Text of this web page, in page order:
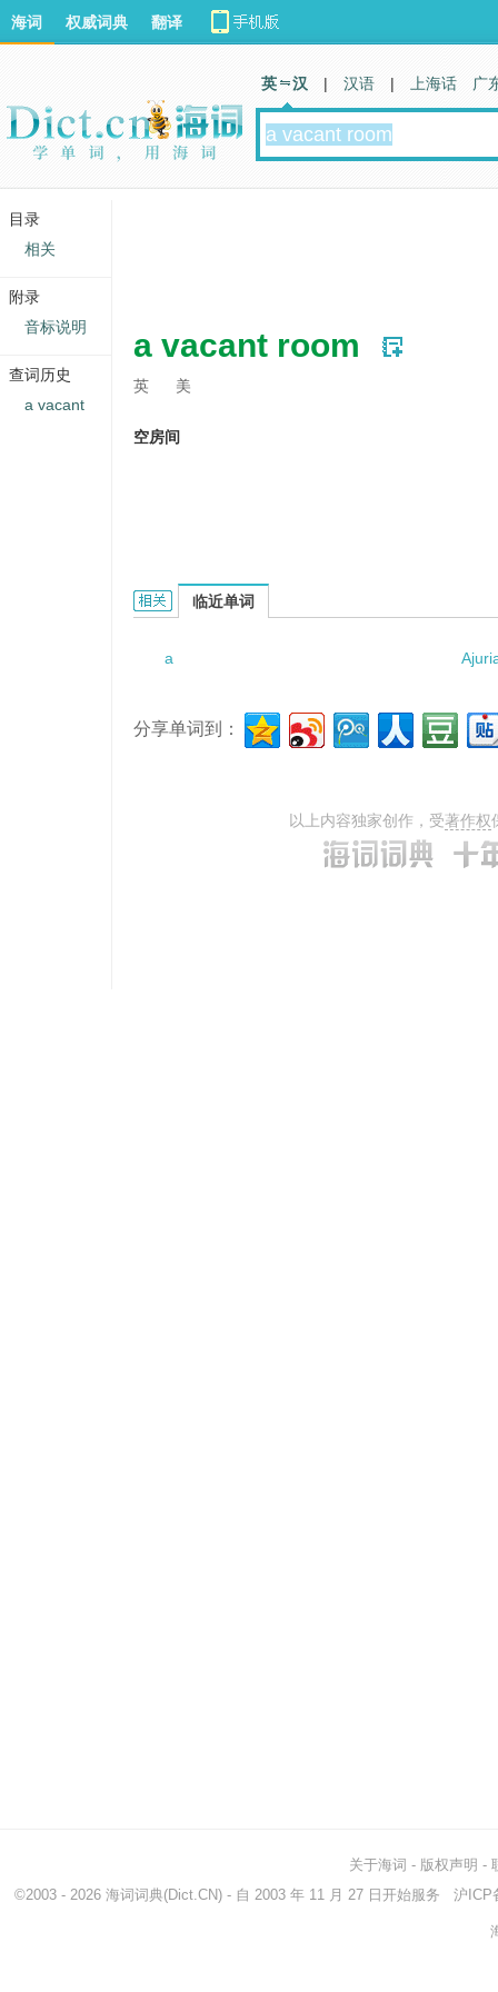
a vacant room
英 美
空房间
a vacant room的相关资料：
临近单词
a
分享单词到：
以上内容独家创作，受著作权
海词 权威词典 翻译
英 汉 | 汉语 | 上海话 广
关于海词 - 版权声明 -
©2003 - 2026 海词词典(Dict.CN) - 自 2003 年 11 月 27 日开始服务 沪ICP
目录
相关
附录
音标说明
查词历史
a vacant